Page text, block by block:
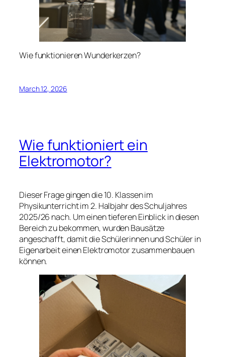
Wie funktionieren Wunderkerzen?
March 12, 2026
Wie funktioniert ein
Elektromotor?
Dieser Frage gingen die 10. Klassen im
Physikunterricht im 2. Halbjahr des Schuljahres
2025/26 nach. Um einen tieferen Einblick in diesen
Bereich zu bekommen, wurden Bausätze
angeschafft, damit die Schülerinnen und Schüler in
Eigenarbeit einen Elektromotor zusammenbauen
können.